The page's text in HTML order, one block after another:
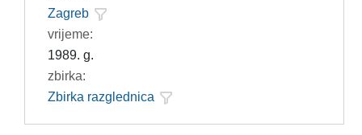
Zagreb
vrijeme:
1989. g.
zbirka:
Zbirka razglednica